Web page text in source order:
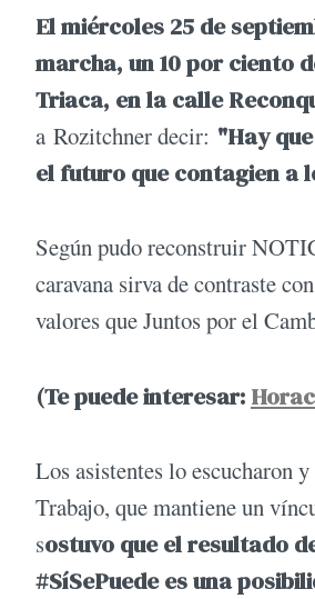
El miércoles 25 de
marcha, un 10 por ciento
Triaca, en la calle
a Rozitchner decir: "Hay
el futuro que contagien a
Según pudo reconstruir
caravana sirva de contraste
valores que Juntos por el
(Te puede interesar:
Los asistentes lo escucharon
Trabajo, que mantiene un
sostuvo que el resultado
#SíSePuede es una